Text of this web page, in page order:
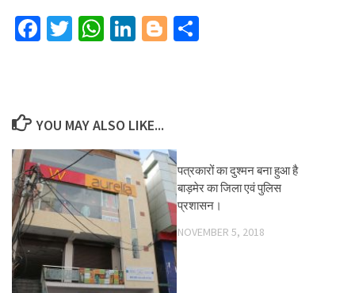
Facebook
TwitterWhatsApp
LinkedIn
Blogger
YOU MAY ALSO LIKE...
पत्रकारों का दुश्मन बना हुआ है
बाड़मेर का जिला एवं पुलिस
प्रशासन।
NOVEMBER 5, 2018